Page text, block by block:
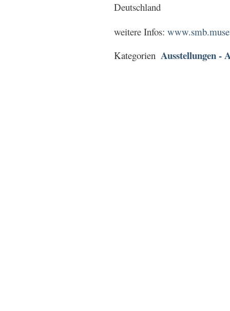
Deutschland
weitere Infos:
Kategorien Ausstellungen -